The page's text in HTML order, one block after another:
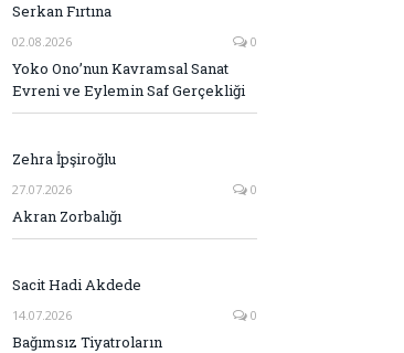
Serkan Fırtına
02.08.2026 0
Yoko Ono’nun Kavramsal Sanat
Evreni ve Eylemin Saf Gerçekliği
Zehra İpşiroğlu
27.07.2026 0
Akran Zorbalığı
Sacit Hadi Akdede
14.07.2026 0
Bağımsız Tiyatroların